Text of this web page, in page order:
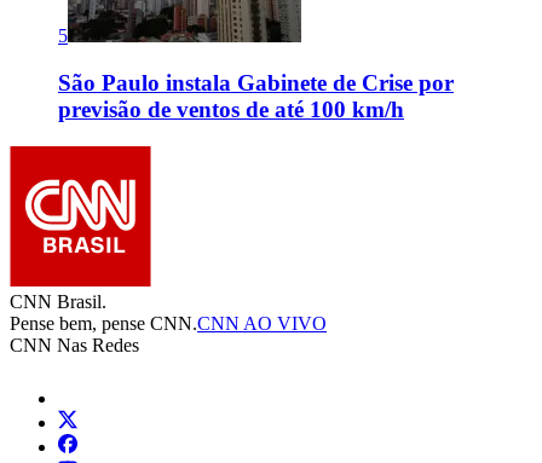
5
São Paulo instala Gabinete de Crise por
previsão de ventos de até 100 km/h
CNN Brasil.
Pense bem, pense CNN.CNN AO VIVO
CNN Nas Redes